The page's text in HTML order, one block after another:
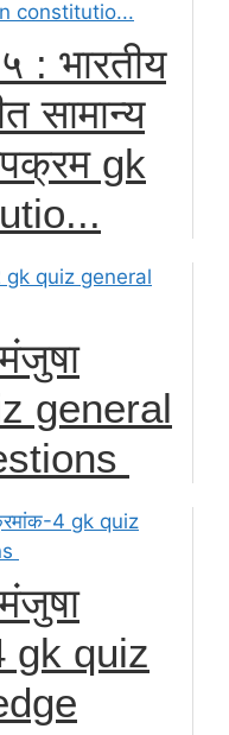
: भारतीय
सामान्य
gk
general
gk quiz